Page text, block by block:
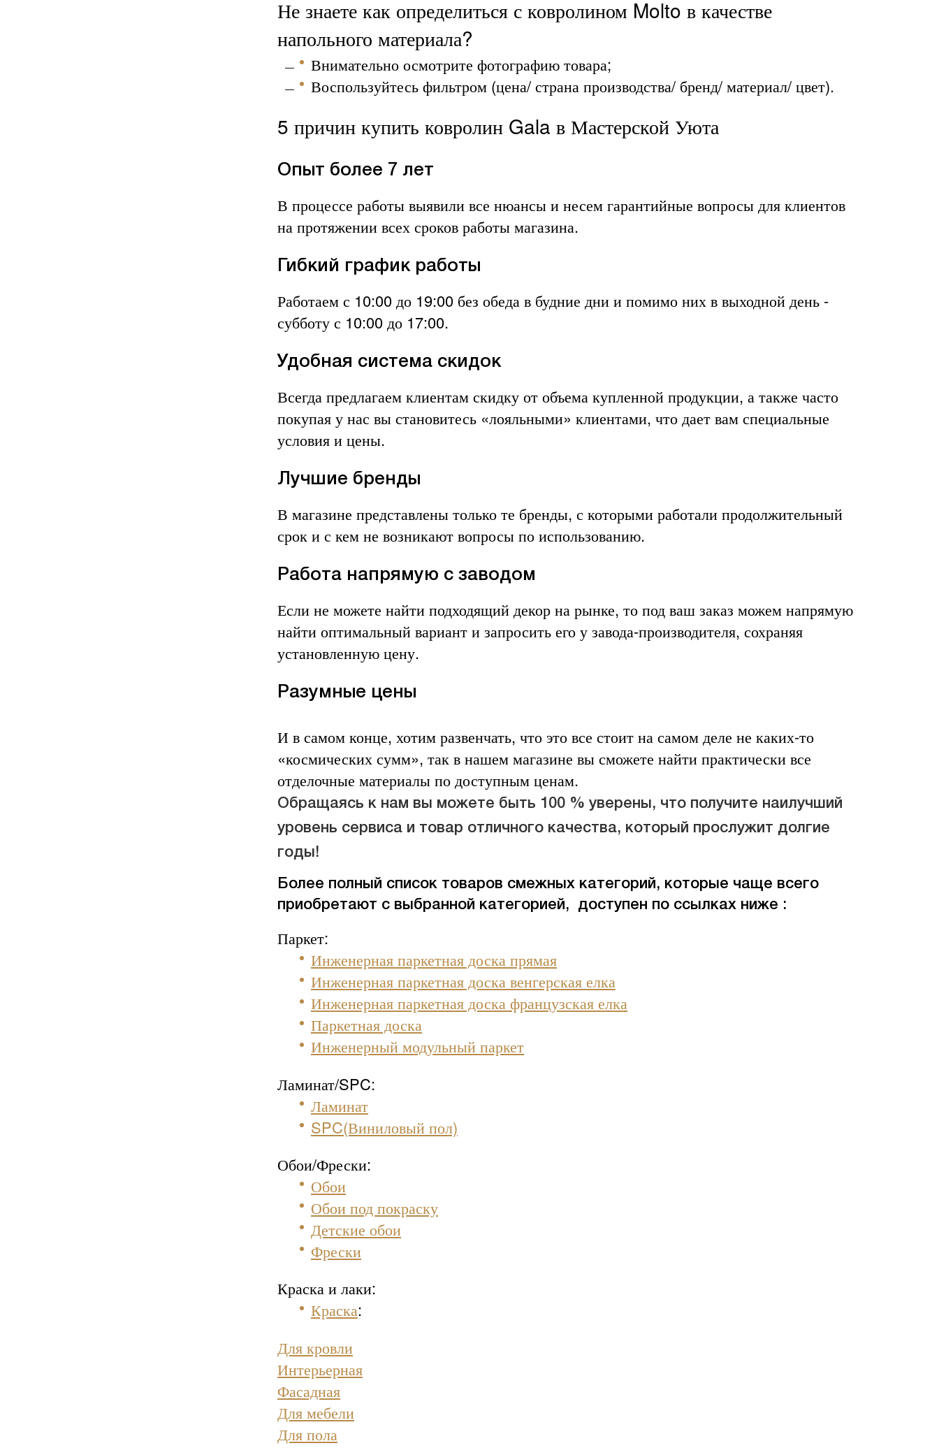
Не знаете как определиться с ковролином Molto в качестве
напольного материала?
Внимательно осмотрите фотографию товара;
Воспользуйтесь фильтром (цена/ страна производства/ бренд/ материал/ цвет).
5 причин купить ковролин Gala в Мастерской Уюта
Опыт более 7 лет
В процессе работы выявили все нюансы и несем гарантийные вопросы для клиентов
на протяжении всех сроков работы магазина.
Гибкий график работы
Работаем с 10:00 до 19:00 без обеда в будние дни и помимо них в выходной день -
субботу с 10:00 до 17:00.
Удобная система скидок
Всегда предлагаем клиентам скидку от объема купленной продукции, а также часто
покупая у нас вы становитесь «лояльными» клиентами, что дает вам специальные
условия и цены.
Лучшие бренды
В магазине представлены только те бренды, с которыми работали продолжительный
срок и с кем не возникают вопросы по использованию.
Работа напрямую с заводом
Если не можете найти подходящий декор на рынке, то под ваш заказ можем напрямую
найти оптимальный вариант и запросить его у завода-производителя, сохраняя
установленную цену.
Разумные цены
И в самом конце, хотим развенчать, что это все стоит на самом деле не каких-то
«космических сумм», так в нашем магазине вы сможете найти практически все
отделочные материалы по доступным ценам.
Обращаясь к нам вы можете быть 100 % уверены, что получите наилучший
уровень сервиса и товар отличного качества, который прослужит долгие
годы!
Более полный список товаров смежных категорий, которые чаще всего
приобретают с выбранной категорией, доступен по ссылках ниже :
Паркет:
Инженерная паркетная доска прямая
Инженерная паркетная доска венгерская елка
Инженерная паркетная доска французская елка
Паркетная доска
Инженерный модульный паркет
Ламинат/SPC:
Ламинат
SPC(Виниловый пол)
Обои/Фрески:
Обои
Обои под покраску
Детские обои
Фрески
Краска и лаки:
Краска:
Для кровли
Интерьерная
Фасадная
Для мебели
Для пола